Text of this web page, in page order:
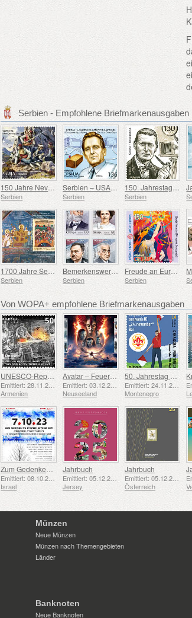
Serbien - Empfohlene Briefmarkenausgaben
150 Jahre Nevesinjska puška
Serbien
Serbien – USA – 100. Geburtstag von Douglas Engelbart
Serbien
150. Jahrestag der Geburt von Rodolphe Archibald Reiss
Serbien
1700 Jahre Seit dem Ersten Ökumenischen Konzil von Nicäa
Serbien
Bemerkenswerte Serben
Serbien
Freude an Europa
Serbien
Von WOPA+ empfohlene Briefmarkenausgaben
UNESCO-Repräsentative Liste des Immateriellen Kulturerbes der Menschheit – Schmiedetradition in Gyumri
Armenien
Avatar – Feuer und Asche
Neuseeland
50. Jahrestag der Gründung der Pfadfindergruppe „24. November Bar Scout“
Emittiert: 24.11.2025
Montenegro
Zum Gedenken an die Gefallenen und Ermordeten vom 7. Oktober 2023
Israel
Jahrbuch
Emittiert: 05.12.2025
Jersey
Jahrbuch
Emittiert: 05.12.2025
Österreich
Münzen
Neue Münzen
Münzen nach Themengebieten
Länder
Banknoten
Neue Banknoten